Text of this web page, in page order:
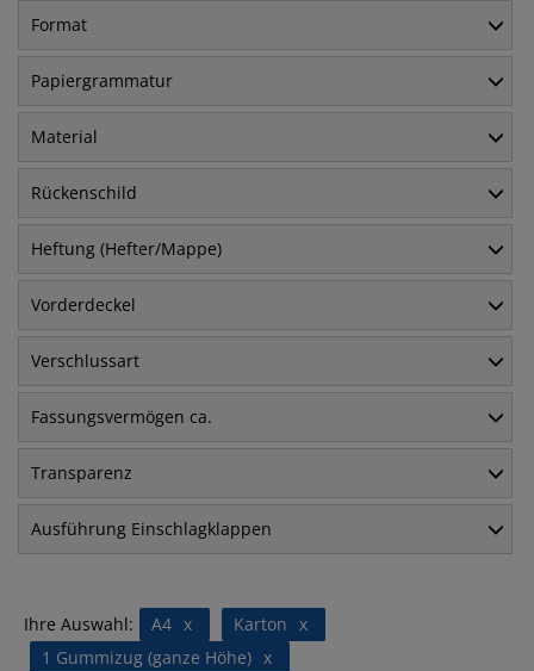
Format
Papiergrammatur
Material
Rückenschild
Heftung (Hefter/Mappe)
Vorderdeckel
Verschlussart
Fassungsvermögen ca.
Transparenz
Ausführung Einschlagklappen
Ihre Auswahl: x
A4 x
Karton
x
1 Gummizug (ganze Höhe)